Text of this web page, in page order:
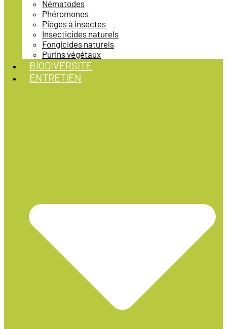
Nématodes
Phéromones
Pièges à insectes
Insecticides naturels
Fongicides naturels
Purins végétaux
BIODIVERSITE
ENTRETIEN